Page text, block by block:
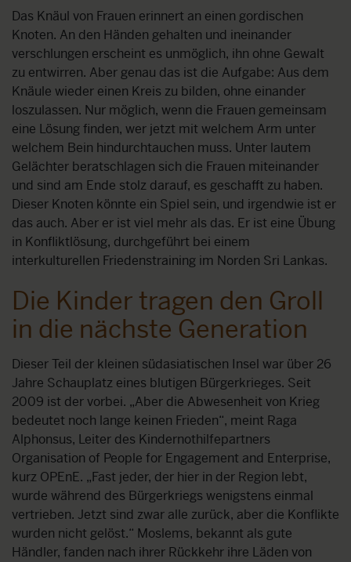
Das Knäul von Frauen erinnert an einen gordischen
Knoten. An den Händen gehalten und ineinander
verschlungen erscheint es unmöglich, ihn ohne Gewalt
zu entwirren. Aber genau das ist die Aufgabe: Aus dem
Knäule wieder einen Kreis zu bilden, ohne einander
loszulassen. Nur möglich, wenn die Frauen gemeinsam
eine Lösung finden, wer jetzt mit welchem Arm unter
welchem Bein hindurchtauchen muss. Unter lautem
Gelächter beratschlagen sich die Frauen miteinander
und sind am Ende stolz darauf, es geschafft zu haben.
Dieser Knoten könnte ein Spiel sein, und irgendwie ist er
das auch. Aber er ist viel mehr als das. Er ist eine Übung
in Konfliktlösung, durchgeführt bei einem
interkulturellen Friedenstraining im Norden Sri Lankas.
Die Kinder tragen den Groll
in die nächste Generation
Dieser Teil der kleinen südasiatischen Insel war über 26
Jahre Schauplatz eines blutigen Bürgerkrieges. Seit
2009 ist der vorbei. „Aber die Abwesenheit von Krieg
bedeutet noch lange keinen Frieden“, meint Raga
Alphonsus, Leiter des Kindernothilfepartners
Organisation of People for Engagement and Enterprise,
kurz OPEnE. „Fast jeder, der hier in der Region lebt,
wurde während des Bürgerkriegs wenigstens einmal
vertrieben. Jetzt sind zwar alle zurück, aber die Konflikte
wurden nicht gelöst.“ Moslems, bekannt als gute
Händler, fanden nach ihrer Rückkehr ihre Läden von